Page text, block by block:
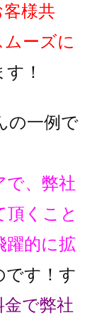
様共
ーズに
！
の一例で
で、弊社
くこと
躍的に拡
す！ す
金で弊社